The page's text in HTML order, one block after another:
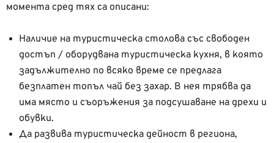
момента сред тях са описани:
Наличие на туристическа столова със свободен
достъп / оборудвана туристическа кухня, в която
задължително по всяко време се предлага
безплатен топъл чай без захар. В нея трябва да
има място и съоръжения за подсушаване на дрехи и
обувки.
Да развива туристическа дейност в региона,